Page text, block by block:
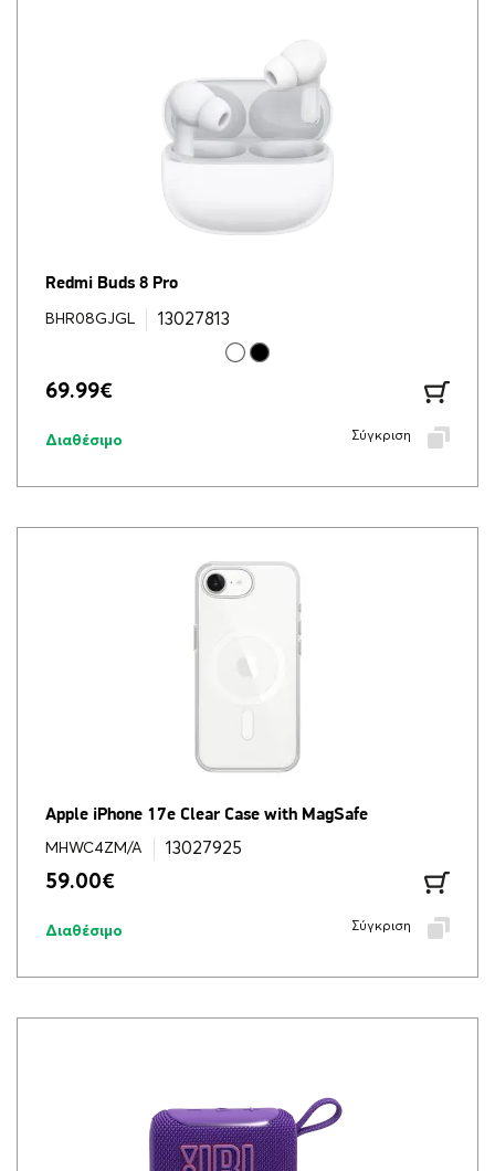
Redmi Buds 8 Pro
BHR08GJGL 13027813
69.99€
Διαθέσιμο Σύγκριση
Apple iPhone 17e Clear Case with MagSafe
MHWC4ZM/A 13027925
59.00€
Διαθέσιμο Σύγκριση